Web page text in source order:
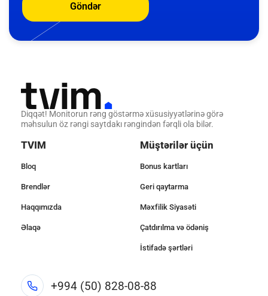
Göndər
Diqqət! Monitorun rəng göstərmə xüsusiyyətlərinə görə
məhsulun öz rəngi saytdakı rəngindən fərqli ola bilər.
TVIM
Bloq
Brendlər
Haqqımızda
Əlaqə
Müştərilər üçün
Bonus kartları
Geri qaytarma
Məxfilik Siyasəti
Çatdırılma və ödəniş
İstifadə şərtləri
+994 (50) 828-08-88